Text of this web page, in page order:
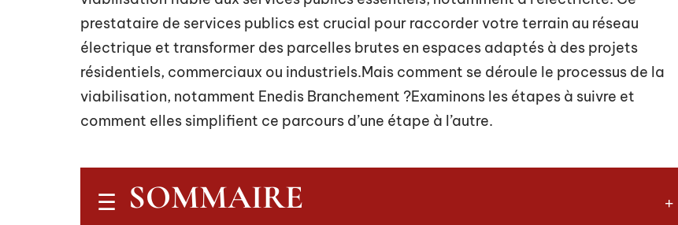
prestataire de services publics est crucial pour raccorder votre terrain au réseau
électrique et transformer des parcelles brutes en espaces adaptés à des projets
résidentiels, commerciaux ou industriels.Mais comment se déroule le processus de la
viabilisation, notamment Enedis Branchement ?Examinons les étapes à suivre et
comment elles simplifient ce parcours d’une étape à l’autre.
SOMMAIRE